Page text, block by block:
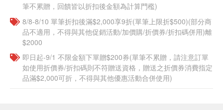
筆不累贈，回饋皆以折扣後金額為計算門檻)
8/8-8/10 單筆折扣後滿$2,000享9折(單筆上限折$500)(部分商
品不適用，不得與其他促銷活動/加價購/折價券/折扣碼併用)離
$2000
即日起-9/1 不限金額下單贈$200券(單筆不累贈，請注意訂單
如使用折價券/折扣碼則不符贈送資格，贈送之折價券消費指定
品滿$2,000可折，不得與其他優惠活動合併使用)